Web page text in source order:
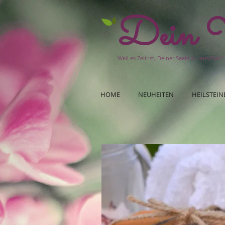
Dein
Weil es Zeit ist, Deiner Seele zu lauschen!
HOME NEUHEITEN